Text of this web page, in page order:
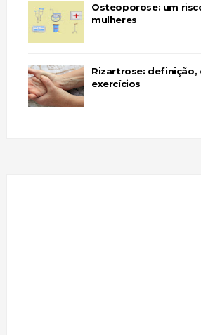
Osteoporose: um
mulheres
Rizartrose: definição,
exercícios